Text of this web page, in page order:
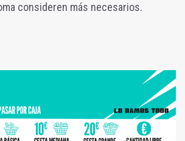
consideren más necesarios.